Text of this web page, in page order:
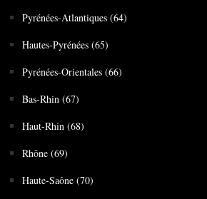
Pyrénées-Atlantiques (64)
Hautes-Pyrénées (65)
Pyrénées-Orientales (66)
Bas-Rhin (67)
Haut-Rhin (68)
Rhône (69)
Haute-Saône (70)